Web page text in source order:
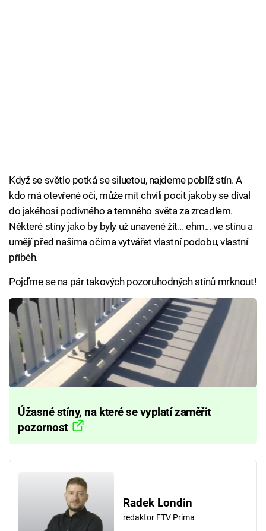
Když se světlo potká se siluetou, najdeme poblíž stín. A
kdo má otevřené oči, může mít chvíli pocit jakoby se díval
do jakéhosi podivného a temného světa za zrcadlem.
Některé stíny jako by byly už unavené žít... ehm... ve stínu a
umějí před našima očima vytvářet vlastní podobu, vlastní
příběh.
Pojďme se na pár takových pozoruhodných stínů mrknout!
Úžasné stíny, na které se vyplatí zaměřit
pozornost
Radek Londin
redaktor FTV Prima